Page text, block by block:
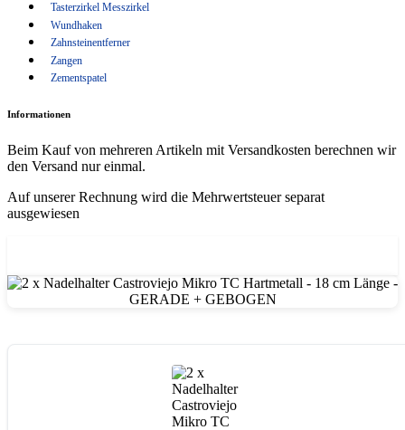
Tasterzirkel Messzirkel
Wundhaken
Zahnsteinentferner
Zangen
Zementspatel
Informationen
Beim Kauf von mehreren Artikeln mit Versandkosten berechnen wir
den Versand nur einmal.
Auf unserer Rechnung wird die Mehrwertsteuer separat
ausgewiesen